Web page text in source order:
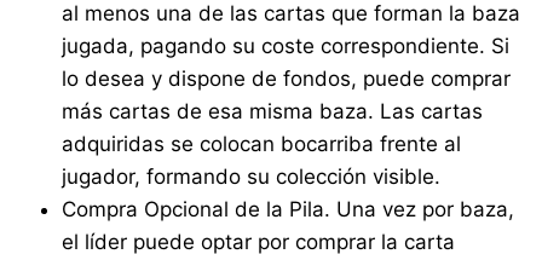
al menos una de las cartas que forman la baza
jugada, pagando su coste correspondiente. Si
lo desea y dispone de fondos, puede comprar
más cartas de esa misma baza. Las cartas
adquiridas se colocan bocarriba frente al
jugador, formando su colección visible.
Compra Opcional de la Pila. Una vez por baza,
el líder puede optar por comprar la carta